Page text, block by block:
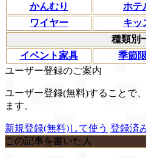
かんむり
ホテ
ワイヤー
キッ
種類別
イベント家具
季節
ユーザー登録のご案内
ユーザー登録(無料)することで
ます。
新規登録(無料)して使う 登録済
この記事を書いた人